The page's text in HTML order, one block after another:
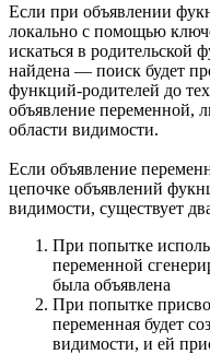
Если при объявлении
локально с помощью
искаться в родительской
найдена — поиск будет
функций-родителей до
объявление переменной,
области видимости.
Если объявление
цепочке объявлений
видимости, существует
При попытке
переменной
была объявлена
При попытке
переменная будет
видимости, и ей